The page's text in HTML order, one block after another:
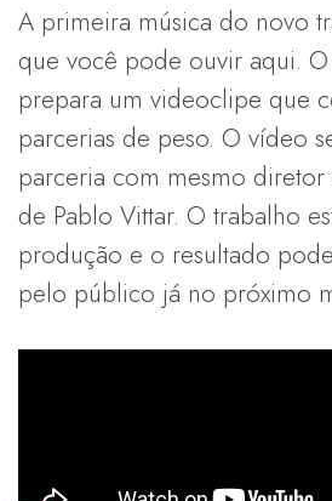
A primeira música do novo
que você pode ouvir aqui.
prepara um videoclipe que
parcerias de peso. O vídeo
parceria com mesmo
de Pablo Vittar. O trabalho
produção e o resultado
pelo público já no próximo